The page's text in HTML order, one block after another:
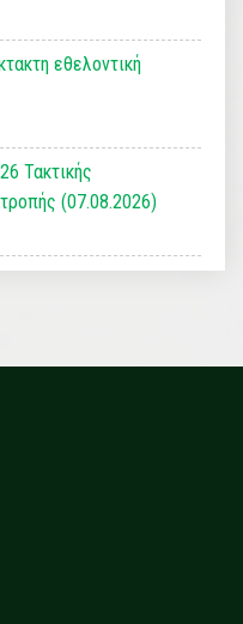
εθελοντική
Τακτικής
(07.08.2026)